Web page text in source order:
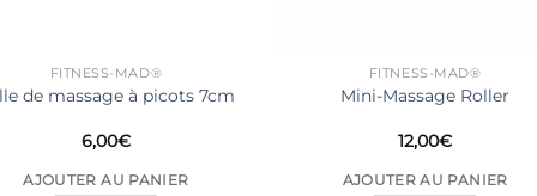
FITNESS-MAD®
de massage à picots 7cm
6,00€
AJOUTER AU PANIER
FITNESS-MAD®
Mini-Massage Roller
12,00€
AJOUTER AU PANIER